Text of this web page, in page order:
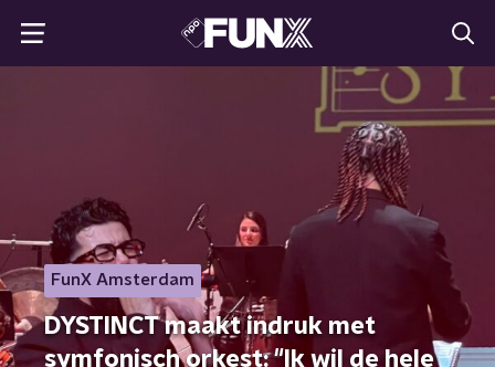
FunX Amsterdam
DYSTINCT maakt indruk met
symfonisch orkest: "Ik wil de hele